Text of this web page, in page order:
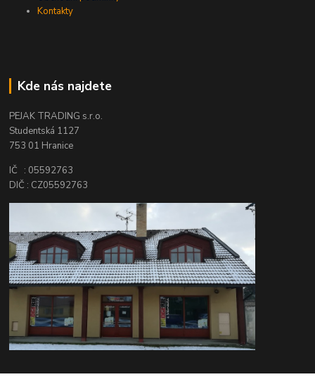
Kontakty
Kde nás najdete
PEJAK TRADING s.r.o.
Studentská 1127
753 01 Hranice
IČ : 05592763
DIČ : CZ05592763